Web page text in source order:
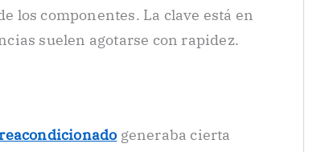
los componentes. La clave está en
suelen agotarse con rapidez.
generaba cierta